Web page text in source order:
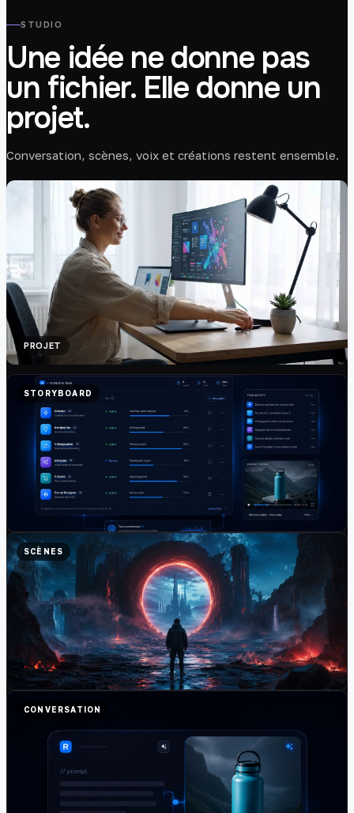
STUDIO
Une idée ne donne pas
un fichier. Elle donne un
projet.
Conversation, scènes, voix et créations restent ensemble.
PROJET
RENDU FINAL
STORYBOARD
SCÈNES
CONVERSATION